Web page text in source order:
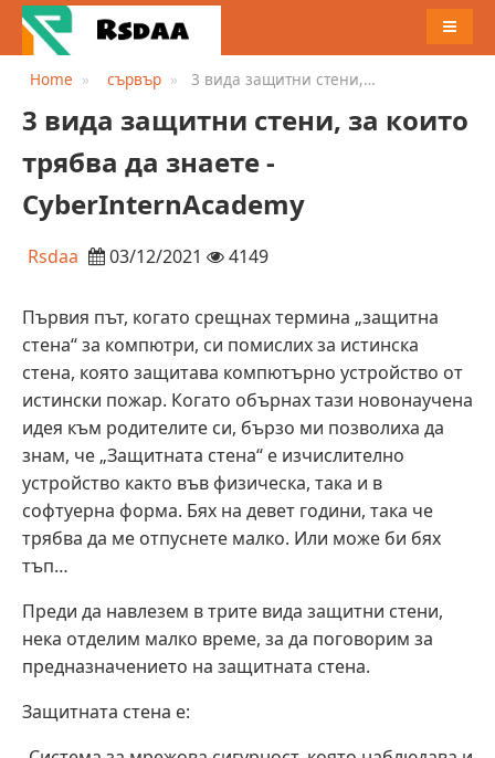
MENU
Home сървър
3 вида защитни стени,
CyberInternAcademy
3 вида защитни стени, за които
трябва да знаете -
CyberInternAcademy
Rsdaa 03/12/2021 4149
Първия път, когато срещнах термина „защитна
стена“ за компютри, си помислих за истинска
стена, която защитава компютърно устройство от
истински пожар. Когато обърнах тази новонаучена
идея към родителите си, бързо ми позволиха да
знам, че „Защитната стена“ е изчислително
устройство както във физическа, така и в
софтуерна форма. Бях на девет години, така че
трябва да ме отпуснете малко. Или може би бях
тъп…
Преди да навлезем в трите вида защитни стени,
нека отделим малко време, за да поговорим за
предназначението на защитната стена.
Защитната стена е: